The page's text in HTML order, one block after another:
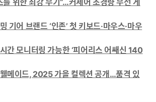
위한 최강 무기”…커세어 초경량 무선 게
기어 브랜드 ‘인존’ 첫 키보드·마우스·마우
간 모니터링 가능한 ‘피어리스 어쌔신 140
메이드, 2025 가을 컬렉션 공개…품격 있